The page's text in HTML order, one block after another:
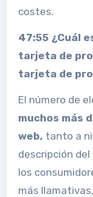
costes.
47:55 ¿Cuál
tarjeta de
tarjeta de
El número de
muchos más
web, tanto a
descripción
los
más